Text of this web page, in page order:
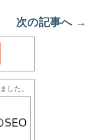
次の記事へ →
した。